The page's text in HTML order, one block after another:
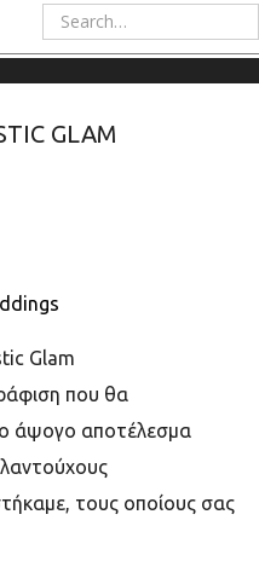
GLAM
Glam
που θα
άψογο αποτέλεσμα
τους οποίους σας